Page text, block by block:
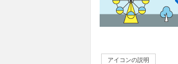
アイコンの説明